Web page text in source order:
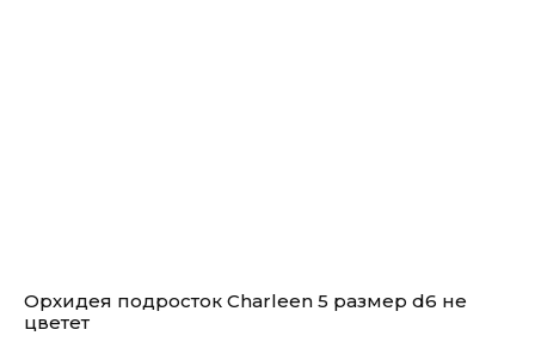
Орхидея подросток Charleen 5 размер d6 не
цветет